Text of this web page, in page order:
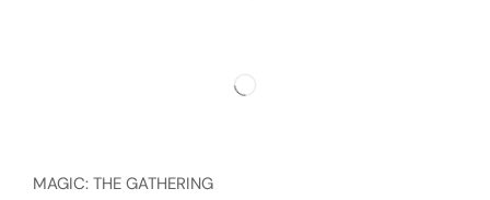
MAGIC: THE GATHERING